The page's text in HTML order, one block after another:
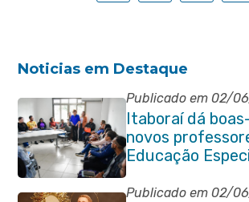
Noticias em Destaque
Publicado em 02/
Itaboraí dá
novos
Educação
Publicado em 02/